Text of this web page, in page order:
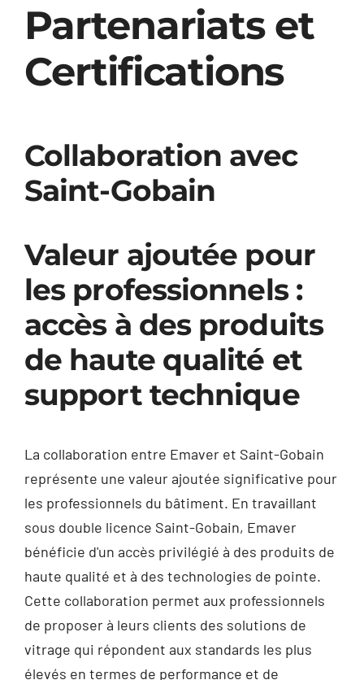
Partenariats et
Certifications
Collaboration avec
Saint-Gobain
Valeur ajoutée pour
les professionnels :
accès à des produits
de haute qualité et
support technique
La collaboration entre Emaver et Saint-Gobain
représente une valeur ajoutée significative pour
les professionnels du bâtiment. En travaillant
sous double licence Saint-Gobain, Emaver
bénéficie d'un accès privilégié à des produits de
haute qualité et à des technologies de pointe.
Cette collaboration permet aux professionnels
de proposer à leurs clients des solutions de
vitrage qui répondent aux standards les plus
élevés en termes de performance et de